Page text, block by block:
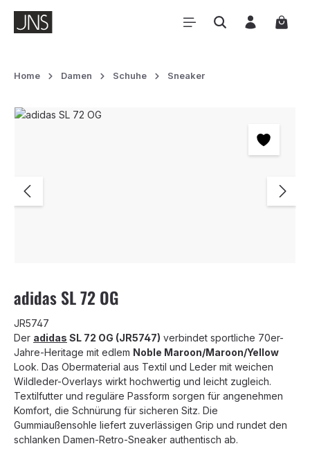
Zum Hauptinhalt springen
Home Damen Schuhe Sneaker
Bildergalerie überspringen
adidas SL 72 OG
JR5747
Der adidas SL 72 OG (JR5747) verbindet sportliche 70er-
Jahre-Heritage mit edlem Noble Maroon/Maroon/Yellow
Look. Das Obermaterial aus Textil und Leder mit weichen
Wildleder-Overlays wirkt hochwertig und leicht zugleich.
Textilfutter und reguläre Passform sorgen für angenehmen
Komfort, die Schnürung für sicheren Sitz. Die
Gummiaußensohle liefert zuverlässigen Grip und rundet den
schlanken Damen-Retro-Sneaker authentisch ab.